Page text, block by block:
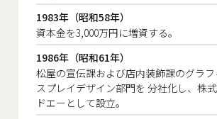
1983年（昭和58年）
資本金を3,000万円に増資する。
1986年（昭和61年）
松屋の宣伝課および店内装飾課のグラフ
スプレイデザイン部門を 分社化し、株
ドエーとして設立。